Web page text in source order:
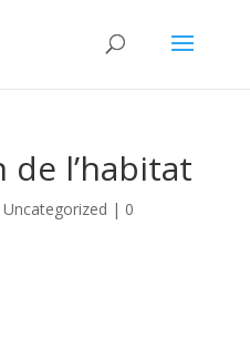
l’habitat
Uncategorized | 0